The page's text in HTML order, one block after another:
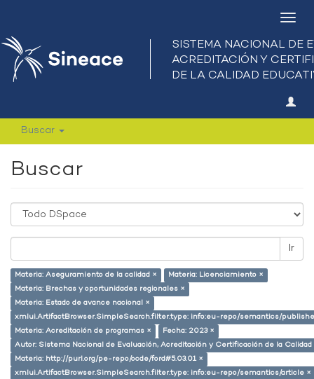
Buscar
Buscar
Ir
Materia: Aseguramiento de la calidad ×
Materia: Licenciamiento ×
Materia: Brechas y oportunidades regionales ×
Materia: Estado de avance nacional ×
xmlui.ArtifactBrowser.SimpleSearch.filter.type: info:eu-repo/semantics/
Materia: Acreditación de programas ×
Fecha: 2023 ×
Autor: Sistema Nacional de Evaluación, Acreditación y Certificación de la
Materia: http://purl.org/pe-repo/ocde/ford#5.03.01 ×
xmlui.ArtifactBrowser.SimpleSearch.filter.type: info:eu-repo/semantics/article ×